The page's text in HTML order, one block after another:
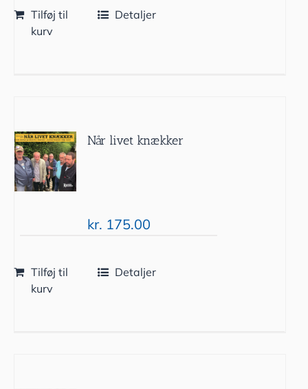
Tilføj til
kurv
Detaljer
Når livet knækker
kr. 175.00
Tilføj til
kurv
Detaljer